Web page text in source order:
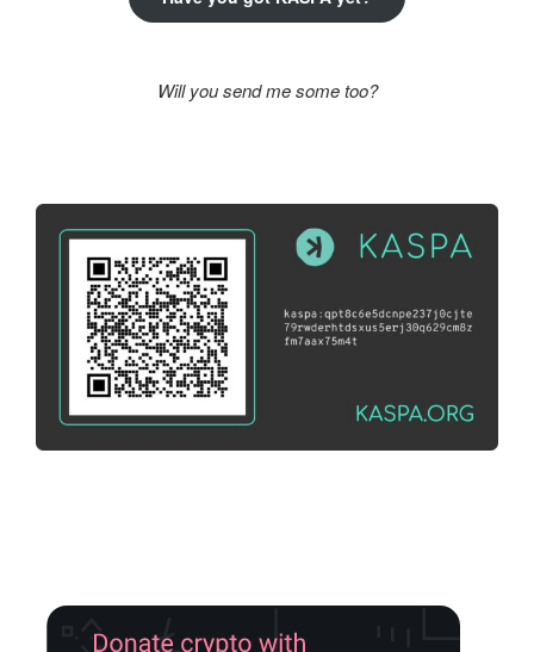
Will you send me some too?